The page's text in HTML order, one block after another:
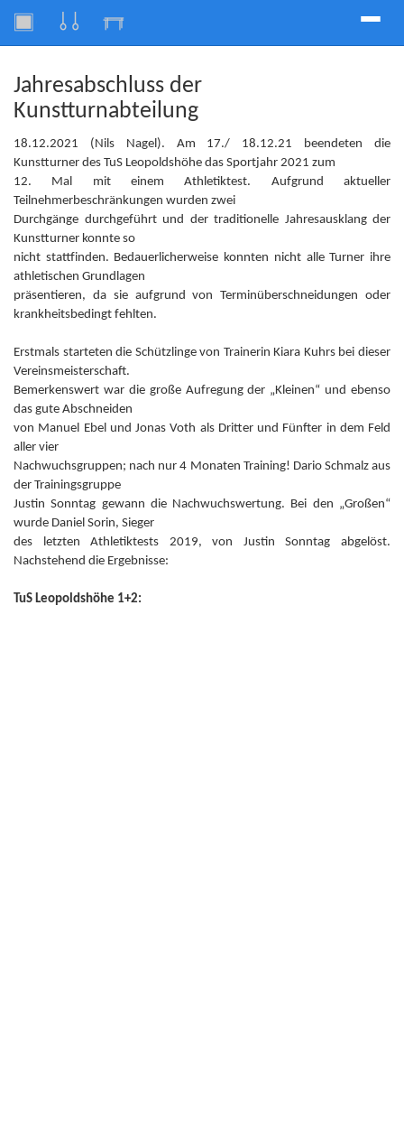
Toggle
Jahresabschluss der
Kunstturnabteilung
18.12.2021 (Nils Nagel). Am 17./ 18.12.21 beendeten die
Kunstturner des TuS Leopoldshöhe das Sportjahr 2021 zum
12. Mal mit einem Athletiktest. Aufgrund aktueller
Teilnehmerbeschränkungen wurden zwei
Durchgänge durchgeführt und der traditionelle Jahresausklang der
Kunstturner konnte so
nicht stattfinden. Bedauerlicherweise konnten nicht alle Turner ihre
athletischen Grundlagen
präsentieren, da sie aufgrund von Terminüberschneidungen oder
krankheitsbedingt fehlten.
Erstmals starteten die Schützlinge von Trainerin Kiara Kuhrs bei dieser
Vereinsmeisterschaft.
Bemerkenswert war die große Aufregung der „Kleinen“ und ebenso
das gute Abschneiden
von Manuel Ebel und Jonas Voth als Dritter und Fünfter in dem Feld
aller vier
Nachwuchsgruppen; nach nur 4 Monaten Training! Dario Schmalz aus
der Trainingsgruppe
Justin Sonntag gewann die Nachwuchswertung. Bei den „Großen“
wurde Daniel Sorin, Sieger
des letzten Athletiktests 2019, von Justin Sonntag abgelöst.
Nachstehend die Ergebnisse:
TuS Leopoldshöhe 1+2: